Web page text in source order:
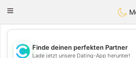
olombia
Toggle
💖
Finde deinen perfekten Partner
Lade jetzt unsere Dating-App herunter!